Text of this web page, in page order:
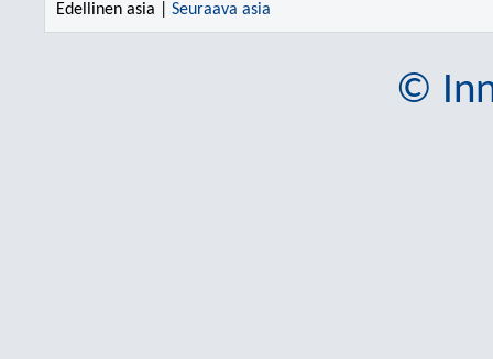
Edellinen asia | Seuraava asia
©